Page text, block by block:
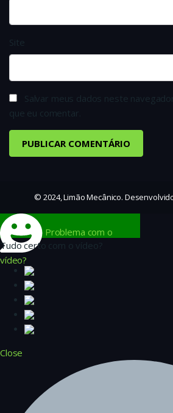
Site
Salvar meus dados neste
que eu comentar.
© 2024, Limão Mecânico.
Problema com o
vídeo?
Tudo certo com o vídeo?
Close